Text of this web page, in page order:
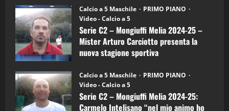
Calcio a 5 Maschile
PRIMO PIANO
Video - Calcio a 5
Serie C2 – Mongiuffi Melia 2024-25 –
Mister Arturo Carciotto presenta la
nuova stagione sportiva
Calcio a 5 Maschile
PRIMO PIANO
Video - Calcio a 5
Serie C2 – Mongiuffi Melia 2024-25:
Carmelo Intelisano “nel mio animo ho
5
“SportEmpire” in Podcast: 26^ Puntata
(Martedi 07 Aprile 2026)
08/04/2026
1
“SportEmpire” in Podcast: 30^ Puntata
(Martedi 05 Maggio 2026)
08/05/2026